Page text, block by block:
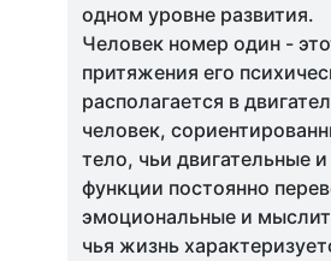
одном уровне развития.
Человек номер один -
притяжения его
располагается в
человек,
тело, чьи двигательные
функции постоянно
эмоциональные и
чья жизнь